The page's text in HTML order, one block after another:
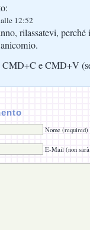
12:52
rilassatevi,
e CMD+V
Nome (required)
E-Mail (non